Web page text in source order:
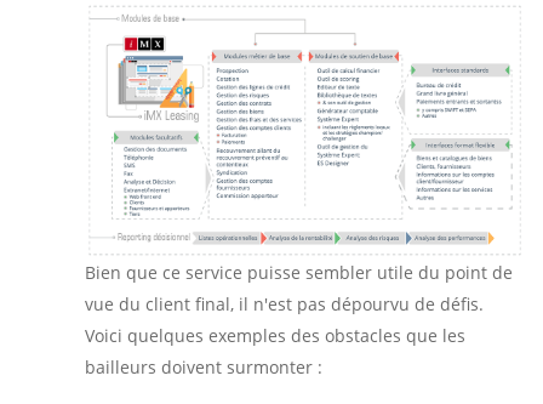
Bien que ce service puisse sembler utile du point de
vue du client final, il n'est pas dépourvu de défis.
Voici quelques exemples des obstacles que les
bailleurs doivent surmonter :